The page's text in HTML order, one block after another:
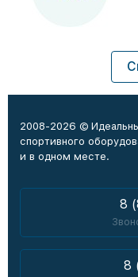
2008-2026 ©
спортивного
и в одном месте.
8
8